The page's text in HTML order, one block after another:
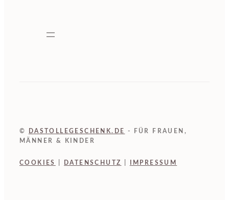
© DASTOLLEGESCHENK.DE
- FÜR FRAUEN,
MÄNNER & KINDER
COOKIES DATENSCHUTZ IMPRESSUM